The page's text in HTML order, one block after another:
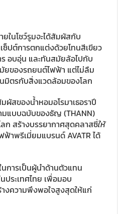
ในโชว์รูมจะได้สัมผัสกับ
ปต์การตกแต่งด้วยโทนสีเขียว
อบอุ่น และทันสมัยล้อไปกับ
ยของรถยนต์ไฟฟ้า แต่ไม่ลืม
มิตรกับสิ่งแวดล้อมของโลก
สของน้ำหอมอโรมาเธอราปี
แบบฉบับของธัญ (THANN)
ก สร้างบรรยากาศสุดคลาสซี่ให้
ฟ้าพรีเมี่ยมแบรนด์ AVATR ได้
นการเป็นผู้นำด้านตัวแทน
ประเทศไทย เพื่อมอบ
งความพึงพอใจสูงสุดให้แก่